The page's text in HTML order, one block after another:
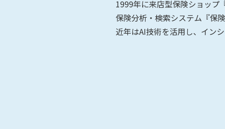
1999年に来店型保険ショップ『保
保険分析・検索システム『保険IQ
近年はAI技術を活用し、インシュ